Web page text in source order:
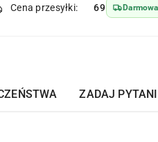
Cena przesyłki: 69
ZADAJ